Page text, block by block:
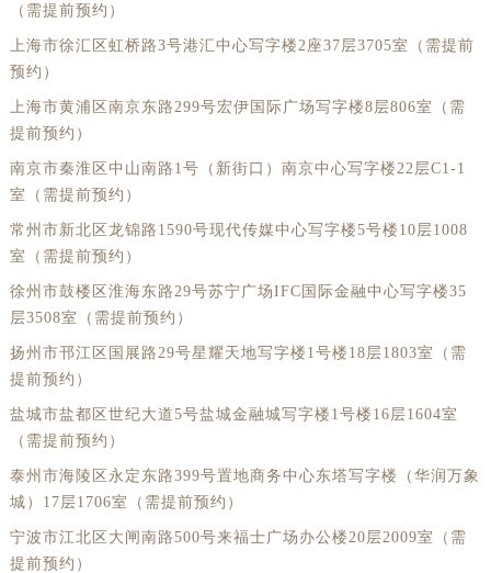
（需提前预约）
上海市徐汇区虹桥路3号港汇中心写字楼2座37层3705室（需提前
预约）
上海市黄浦区南京东路299号宏伊国际广场写字楼8层806室（需
提前预约）
南京市秦淮区中山南路1号（新街口）南京中心写字楼22层C1-1
室（需提前预约）
常州市新北区龙锦路1590号现代传媒中心写字楼5号楼10层1008
室（需提前预约）
徐州市鼓楼区淮海东路29号苏宁广场IFC国际金融中心写字楼35
层3508室（需提前预约）
扬州市邗江区国展路29号星耀天地写字楼1号楼18层1803室（需
提前预约）
盐城市盐都区世纪大道5号盐城金融城写字楼1号楼16层1604室
（需提前预约）
泰州市海陵区永定东路399号置地商务中心东塔写字楼（华润万象
城）17层1706室（需提前预约）
宁波市江北区大闸南路500号来福士广场办公楼20层2009室（需
提前预约）